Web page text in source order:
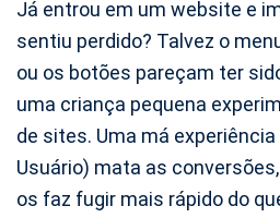
g
o
Já entrou em um website e
sentiu perdido? Talvez o
ou os botões pareçam ter
uma criança pequena
de sites. Uma má experiência
Usuário) mata as
os faz fugir mais rápido do